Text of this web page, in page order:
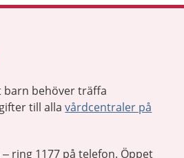
barn behöver träffa
till allavårdcentraler på
ring 1177 på telefon. Öppet